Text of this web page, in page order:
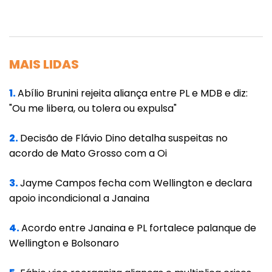
seleção de pessoas, entrevistas preliminares
por meio de videoconferência, assim como
na área de contratação de fornecedores.
Igualmente, muitas reuniões de trabalho
poderão ser opcionalmente ser feitas de
objetivas durante a pandemia. As
videoconferências e treinamentos
corporativos a distância se multiplicarão
ainda mais.
MAIS LIDAS
1.Abílio Brunini rejeita aliança entre PL e MDB e diz:
"Ou me libera, ou tolera ou expulsa"
2.Decisão de Flávio Dino detalha suspeitas no
acordo de Mato Grosso com a Oi
3.Jayme Campos fecha com Wellington e declara
apoio incondicional a Janaina
4.Acordo entre Janaina e PL fortalece palanque de
Wellington e Bolsonaro